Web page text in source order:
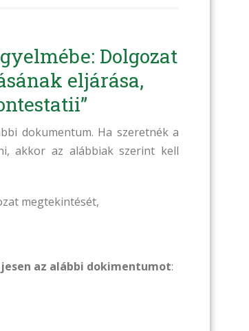
Dolgozat
eljárása,
dokumentum. Ha szeretnék a
akkor az alábbiak szerint kell
megtekintését,
az alábbi dokimentumot: